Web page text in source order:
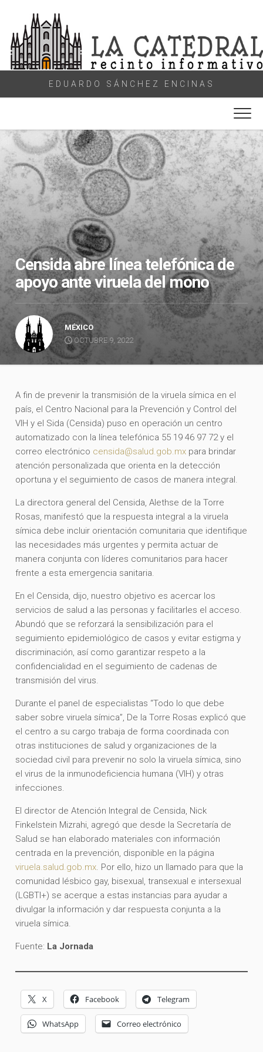
content
EDUARDO SÁNCHEZ ENCINAS
Censida abre línea telefónica de
apoyo ante viruela del mono
MÉXICO
OCTUBRE 9, 2022
A fin de prevenir la transmisión de la viruela símica en el
país, el Centro Nacional para la Prevención y Control del
VIH y el Sida (Censida) puso en operación un centro
automatizado con la línea telefónica 55 19 46 97 72 y el
correo electrónico censida@salud.gob.mx para brindar
atención personalizada que orienta en la detección
oportuna y el seguimiento de casos de manera integral.
La directora general del Censida, Alethse de la Torre
Rosas, manifestó que la respuesta integral a la viruela
símica debe incluir orientación comunitaria que identifique
las necesidades más urgentes y permita actuar de
manera conjunta con líderes comunitarios para hacer
frente a esta emergencia sanitaria.
En el Censida, dijo, nuestro objetivo es acercar los
servicios de salud a las personas y facilitarles el acceso.
Abundó que se reforzará la sensibilización para el
seguimiento epidemiológico de casos y evitar estigma y
discriminación, así como garantizar respeto a la
confidencialidad en el seguimiento de cadenas de
transmisión del virus.
Durante el panel de especialistas “Todo lo que debe
saber sobre viruela símica”, De la Torre Rosas explicó que
el centro a su cargo trabaja de forma coordinada con
otras instituciones de salud y organizaciones de la
sociedad civil para prevenir no solo la viruela símica, sino
el virus de la inmunodeficiencia humana (VIH) y otras
infecciones.
El director de Atención Integral de Censida, Nick
Finkelstein Mizrahi, agregó que desde la Secretaría de
Salud se han elaborado materiales con información
centrada en la prevención, disponible en la página
viruela.salud.gob.mx. Por ello, hizo un llamado para que la
comunidad lésbico gay, bisexual, transexual e intersexual
(LGBTI+) se acerque a estas instancias para ayudar a
divulgar la información y dar respuesta conjunta a la
viruela símica.
Fuente: La Jornada
X Facebook Telegram
WhatsApp Correo electrónico